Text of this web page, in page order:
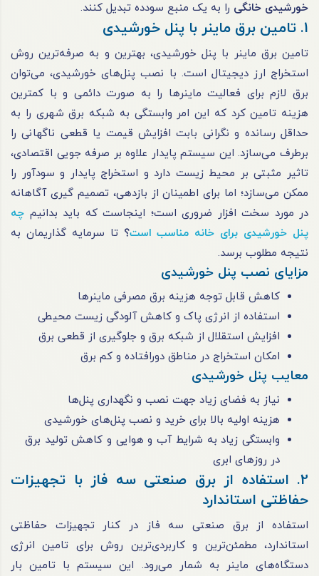
خورشیدی خانگی را به یک منبع سودده تبدیل کنند.
1. تامین برق ماینر با پنل خورشیدی
تامین برق ماینر با پنل خورشیدی، بهترین و به ‌صرفه‌ترین روش
استخراج ارز دیجیتال است. با نصب پنل‌های خورشیدی، می‌توان
برق لازم برای فعالیت ماینرها را به صورت دائمی و با کمترین
هزینه تامین کرد که این امر وابستگی به شبکه برق شهری را به
حداقل رسانده و نگرانی بابت افزایش قیمت یا قطعی ناگهانی را
برطرف می‌سازد. این سیستم پایدار علاوه بر صرفه ‌جویی اقتصادی،
تاثیر مثبتی بر محیط زیست دارد و استخراج پایدار و سودآور را
ممکن می‌سازد؛ اما برای اطمینان از بازدهی، تصمیم‌ گیری آگاهانه
در مورد سخت ‌افزار ضروری است؛ اینجاست که باید بدانیم چه
پنل خورشیدی برای خانه مناسب است؟ تا سرمایه‌ گذاریمان به
نتیجه مطلوب برسد.
مزایای نصب پنل خورشیدی
کاهش قابل توجه هزینه برق مصرفی ماینرها
استفاده از انرژی پاک و کاهش آلودگی زیست ‌محیطی
افزایش استقلال از شبکه برق و جلوگیری از قطعی برق
امکان استخراج در مناطق دورافتاده و کم ‌برق
معایب پنل خورشیدی
نیاز به فضای زیاد جهت نصب و نگهداری پنل‌ها
هزینه اولیه بالا برای خرید و نصب پنل‌های خورشیدی
وابستگی زیاد به شرایط آب و هوایی و کاهش تولید برق
در روزهای ابری
2. استفاده از برق صنعتی سه فاز با تجهیزات
حفاظتی استاندارد
استفاده از برق صنعتی سه فاز در کنار تجهیزات حفاظتی
استاندارد، مطمئن‌‌ترین و کاربردی‌‌ترین روش برای تامین انرژی
دستگاه‌های ماینر به شمار می‌رود. این سیستم با تامین بار